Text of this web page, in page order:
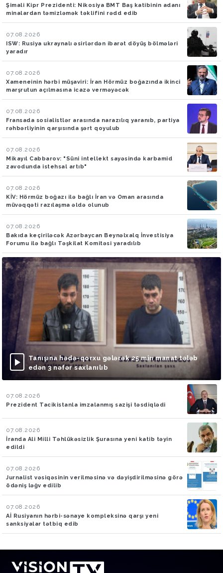
Şimali Kipr Prezidenti: Nikosiya BMT Baş katibinin adanı
minalardan təmizləmək təklifini rədd edib
07.08.2026
ISW: Rusiya ukraynalı əsirlərdən ibarət döyüş bölmələri
yaradır
07.08.2026
Xameneinin hərbi müşaviri: İran Hörmüz boğazında ikinci
marşrutun açılmasına icazə verməyəcək
07.08.2026
Fransada sosialistlər arasında narazılıq yaranıb, partiya
rəhbərliyinin qarşısında şərt qoyulub
07.08.2026
Mikayıl Cabbarov: "Süni intellekt sayəsində karbamid
zavodunda istehsal artıb"
07.08.2026
KİV: Hörmüz boğazı ilə bağlı İran və Oman arasında
müvəqqəti razılaşma əldə olunub
07.08.2026
Bakıda keçiriləcək Azərbaycan Beynəlxalq İnvestisiya
Forumu ilə bağlı Təşkilat Komitəsi yaradılıb
Tanışına hədə-qorxu gələrək 25 min manat tələb
edən 3 nəfər saxlanılıb
07.08.2026
Prezident Tacikistanla imzalanmış sazişi təsdiqlədi
07.08.2026
İranda Ali Milli Təhlükəsizlik Şurasına yeni katib təyin
edildi
07.08.2026
Jurnalist vəsiqəsinin verilməsinə və dəyişdirilməsinə görə
ödəniş ləğv edilib
07.08.2026
Aİ Rusiyanın hərbi-sənaye kompleksinə qarşı yeni
sanksiyalar tətbiq edib